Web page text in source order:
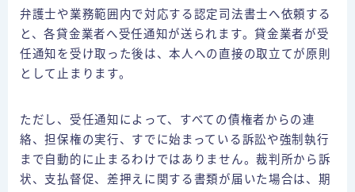
弁護士や業務範囲内で対応する認定司法書士へ依頼する
と、各貸金業者へ受任通知が送られます。貸金業者が受
任通知を受け取った後は、本人への直接の取立てが原則
として止まります。
ただし、受任通知によって、すべての債権者からの連
絡、担保権の実行、すでに始まっている訴訟や強制執行
まで自動的に止まるわけではありません。裁判所から訴
状、支払督促、差押えに関する書類が届いた場合は、期